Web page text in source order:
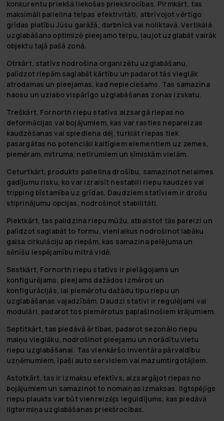
konkurentu priekšā liekošas priekšrocības. Pirmkārt, tas
maksimāli palielina telpas efektivitāti, atbrīvojot vērtīgo
grīdas platību Jūsu garāžā, darbnīcā vai noliktavā. Vertikālā
uzglabāšana optimizē pieejamo telpu, ļaujot uzglabāt vairāk
objektu tajā pašā zonā.
Otrkārt, statīvs nodrošina organizētu uzglabāšanu,
palīdzot riepām saglabāt kārtību un padarot tās vieglāk
atrodamas un pieejamas, kad nepieciešams. Tas samazina
haosu un uzlabo vispārīgo uzglabāšanas zonas izskatu.
Treškārt, Fornorth riepu statīvs aizsargā riepas no
deformācijas vai bojājumiem, kas var rasties nepareizas
kaudzēšanas vai spiediena dēļ, turklāt riepas tiek
pasargātas no potenciāli kaitīgiem elementiem uz zemes,
piemēram, mitruma, netīrumiem un ķīmiskām vielām.
Ceturtkārt, produkts palielina drošību, samazinot nelaimes
gadījumu risku, ko var izraisīt nestabili riepu kaudzes vai
tripping bīstamība uz grīdas. Daudziem statīviem ir drošu
stiprinājumu opcijas, nodrošinot stabilitāti.
Piektkārt, tas paildzina riepu mūžu, atbalstot tās pareizi un
palīdzot saglabāt to formu, vienlaikus nodrošinot labāku
gaisa cirkulāciju ap riepām, kas samazina pelējuma un
sēnīšu iespējamību mitrā vidē.
Sestkārt, Fornorth riepu statīvs ir pielāgojams un
konfigurējams, pieejams dažādos izmēros un
konfigurācijās, lai piemērotu dažādu tipu riepu un
uzglabāšanas vajadzībām. Daudzi statīvi ir regulējami vai
modulāri, padarot tos piemērotus paplašinošiem krājumiem.
Septītkārt, tas piedāvā ērtības, padarot sezonālo riepu
maiņu vieglāku, nodrošinot pieejamu un norādītu vietu
riepu uzglabāšanai. Tas vienkāršo inventāra pārvaldību
uzņēmumiem, īpaši auto servisiem vai mazumtirgotājiem.
Astotkārt, tas ir izmaksu efektīvs, aizsargājot riepas no
bojājumiem un samazinot to nomaiņas izmaksas. Ilgtspējīgs
riepu plaukts var būt vienreizējs ieguldījums, kas piedāvā
ilgtermiņa uzglabāšanas priekšrocības.